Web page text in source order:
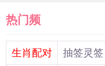
热门频
道生肖配对 抽签灵签